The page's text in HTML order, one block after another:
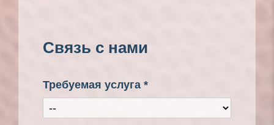
Связь с нами
Требуемая услуга *